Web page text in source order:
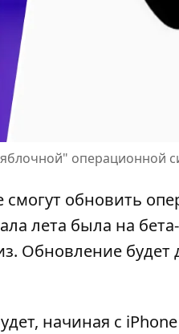
операционной
обновить
лета была на
Обновление будет
начиная с